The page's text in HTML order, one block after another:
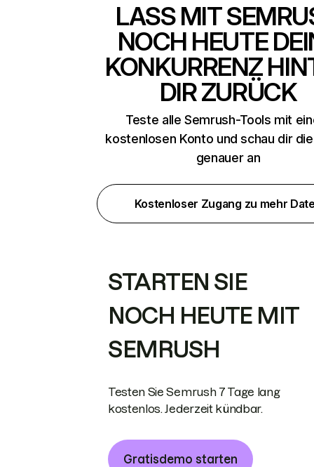
LASS MIT
NOCH HEUTE
KONKURRENZ
DIR ZURÜCK
Teste alle Semrush-Tools mit
kostenlosen Konto und schau dir
genauer an
Kostenloser Zugang zu mehr
STARTEN SIE
NOCH HEUTE MIT
SEMRUSH
Testen Sie Semrush 7 Tage lang
kostenlos. Jederzeit kündbar.
Gratisdemo starten